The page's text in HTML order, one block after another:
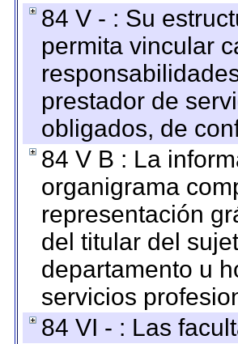
84 V - : Su
permita vincular
prestador de
obligados, de
84 V B : La
organigrama
representación
del titular del
departamento u
servicios
84 VI - : Las